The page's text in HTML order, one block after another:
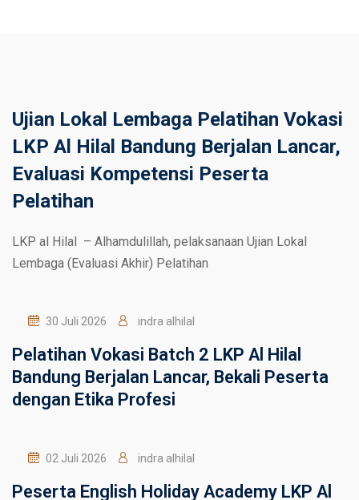
Ujian Lokal Lembaga Pelatihan Vokasi
LKP Al Hilal Bandung Berjalan Lancar,
Evaluasi Kompetensi Peserta
Pelatihan
LKP al Hilal – Alhamdulillah, pelaksanaan Ujian Lokal
Lembaga (Evaluasi Akhir) Pelatihan
30 Juli 2026 indra alhilal
Pelatihan Vokasi Batch 2 LKP Al Hilal
Bandung Berjalan Lancar, Bekali Peserta
dengan Etika Profesi
02 Juli 2026 indra alhilal
Peserta English Holiday Academy LKP Al